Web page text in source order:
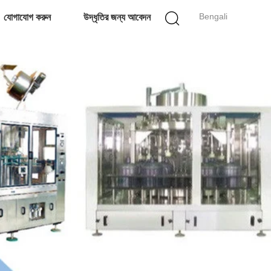
Bengali
যোগাযোগ করুন উদ্ধৃতির জন্য আবেদন